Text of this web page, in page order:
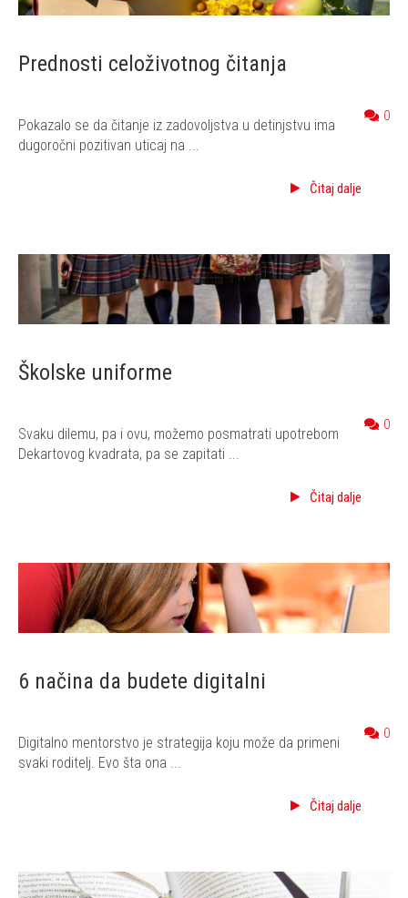
Prednosti celoživotnog čitanja
0
Pokazalo se da čitanje iz zadovoljstva u detinjstvu ima
dugoročni pozitivan uticaj na ...
Čitaj dalje
Školske uniforme
0
Svaku dilemu, pa i ovu, možemo posmatrati upotrebom
Dekartovog kvadrata, pa se zapitati ...
Čitaj dalje
6 načina da budete digitalni
0
Digitalno mentorstvo je strategija koju može da primeni
svaki roditelj. Evo šta ona ...
Čitaj dalje